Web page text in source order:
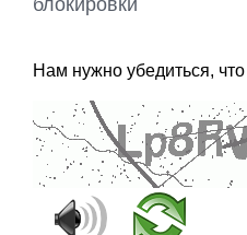
блокировки
Нам нужно убедиться,